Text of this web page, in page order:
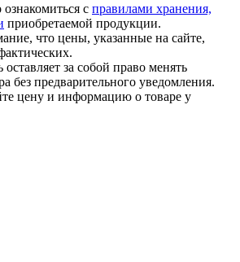
с правилами хранения,
приобретаемой продукции.
что цены, указанные на сайте,
за собой право менять
без предварительного уведомления.
цену и информацию о товаре у